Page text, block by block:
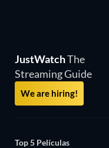
JustWatchThe
Streaming Guide
We are hiring!
Top 5 Películas